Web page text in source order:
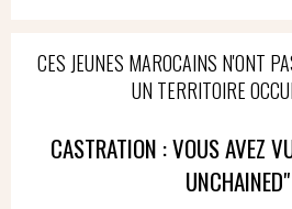
CES JEUNES MAROCAINS N'ONT
UN TERRITOIRE
CASTRATION : VOUS AVEZ